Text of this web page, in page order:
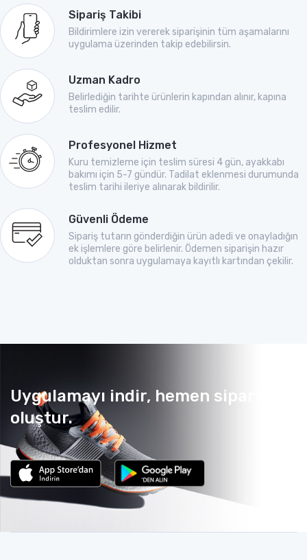
Sipariş Takibi
Bildirimlere izin vererek siparişinin tüm aşamalarını
uygulama üzerinden takip edebilirsin.
Uzman Kadro
Belirlediğin tarihte ürünlerin kapından alınır, kapına
teslim edilir.
Profesyonel Hizmet
Kuru temizleme için teslim süresi 4 gün, ayakkabı
bakımı için 5-7 gündür. Tadilat eklenmesi durumunda
teslim tarihi ileriye alınarak bildirilir.
Güvenli Ödeme
Sipariş tutarın gönderdiğin ürün adedi ve onayladığın
ek işlemlere göre belirlenir. Ödemen siparişin hazır
olduktan sonra uygulamaya kayıtlı kartından çekilir.
Uygulamayı indir, hemen sipariş
oluştur.